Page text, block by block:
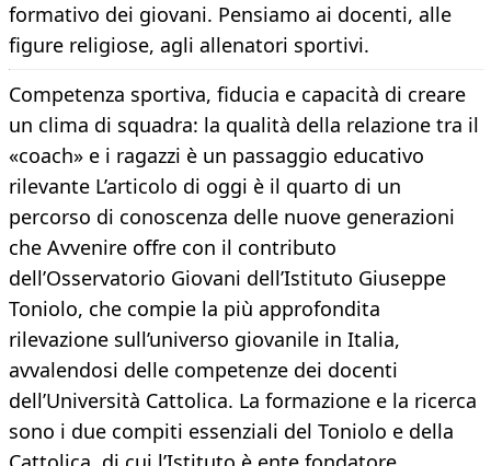
formativo dei giovani. Pensiamo ai docenti, alle
figure religiose, agli allenatori sportivi.
Competenza sportiva, fiducia e capacità di creare
un clima di squadra: la qualità della relazione tra il
«coach» e i ragazzi è un passaggio educativo
rilevante L’articolo di oggi è il quarto di un
percorso di conoscenza delle nuove generazioni
che Avvenire offre con il contributo
dell’Osservatorio Giovani dell’Istituto Giuseppe
Toniolo, che compie la più approfondita
rilevazione sull’universo giovanile in Italia,
avvalendosi delle competenze dei docenti
dell’Università Cattolica. La formazione e la ricerca
sono i due compiti essenziali del Toniolo e della